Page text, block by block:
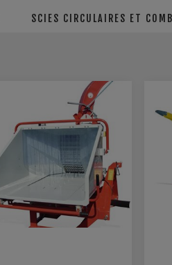
SCIES CIRCULAIRES ET